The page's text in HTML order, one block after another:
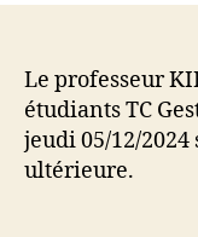
Le professeur
étudiants TC
jeudi 05/12/
ultérieure.